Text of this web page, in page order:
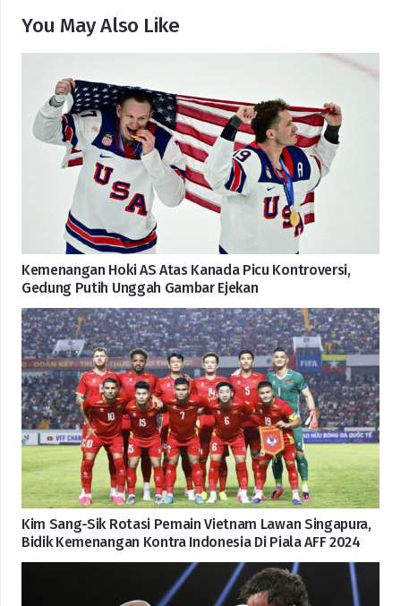
You May Also Like
Kemenangan Hoki AS Atas Kanada Picu Kontroversi,
Gedung Putih Unggah Gambar Ejekan
Kim Sang-Sik Rotasi Pemain Vietnam Lawan Singapura,
Bidik Kemenangan Kontra Indonesia Di Piala AFF 2024